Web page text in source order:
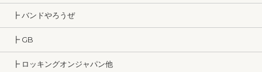
┣ バンドやろうぜ
┣ GB
┣ ロッキングオンジャパン他